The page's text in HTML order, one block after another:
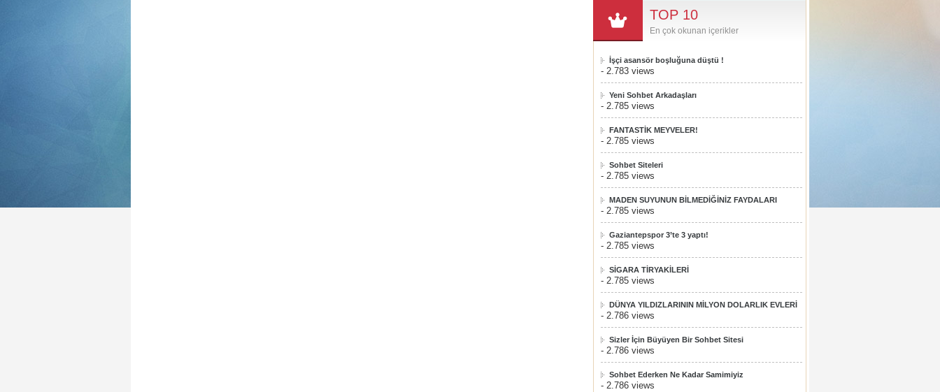
TOP 10
En çok okunan içerikler
İşçi asansör boşluğuna düştü !
- 2.783 views
Yeni Sohbet Arkadaşları
- 2.785 views
FANTASTİK MEYVELER!
- 2.785 views
Sohbet Siteleri
- 2.785 views
MADEN SUYUNUN BİLMEDİĞİNİZ FAYDALARI
- 2.785 views
Gaziantepspor 3’te 3 yaptı!
- 2.785 views
SİGARA TİRYAKİLERİ
- 2.785 views
DÜNYA YILDIZLARININ MİLYON DOLARLIK EVLERİ
- 2.786 views
Sizler İçin Büyüyen Bir Sohbet Sitesi
- 2.786 views
Sohbet Ederken Ne Kadar Samimiyiz
- 2.786 views